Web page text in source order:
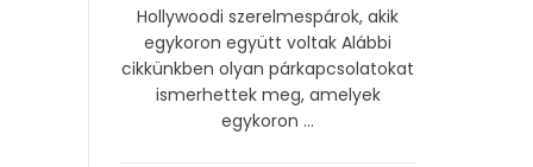
Hollywoodi szerelmespárok, akik
egykoron együtt voltak Alábbi
cikkünkben olyan párkapcsolatokat
ismerhettek meg, amelyek
egykoron ...